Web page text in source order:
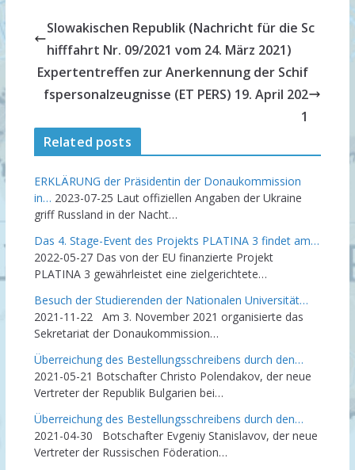
Slowakischen Republik (Nachricht für die Sc
hifffahrt Nr. 09/2021 vom 24. März 2021)
Expertentreffen zur Anerkennung der Schif
fspersonalzeugnisse (ET PERS) 19. April 202
1
Related posts
ERKLÄRUNG der Präsidentin der Donaukommission
in… 2023-07-25 Laut offiziellen Angaben der Ukraine
griff Russland in der Nacht…
Das 4. Stage-Event des Projekts PLATINA 3 findet am…
2022-05-27 Das von der EU finanzierte Projekt
PLATINA 3 gewährleistet eine zielgerichtete…
Besuch der Studierenden der Nationalen Universität…
2021-11-22
Am 3. November 2021 organisierte das
Sekretariat der Donaukommission…
Überreichung des Bestellungsschreibens durch den…
2021-05-21 Botschafter Christo Polendakov, der neue
Vertreter der Republik Bulgarien bei…
Überreichung des Bestellungsschreibens durch den…
2021-04-30
Botschafter Evgeniy Stanislavov, der neue
Vertreter der Russischen Föderation…